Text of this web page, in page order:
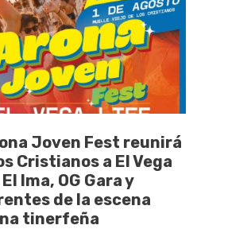
Joven Fest reunirá
Cristianos a El Vega
Ima, OG Gara y
de la escena
tinerfeña